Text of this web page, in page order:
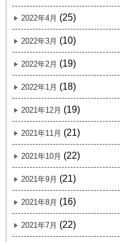
2022年4月 (25)
2022年3月 (10)
2022年2月 (19)
2022年1月 (18)
2021年12月 (19)
2021年11月 (21)
2021年10月 (22)
2021年9月 (21)
2021年8月 (16)
2021年7月 (22)